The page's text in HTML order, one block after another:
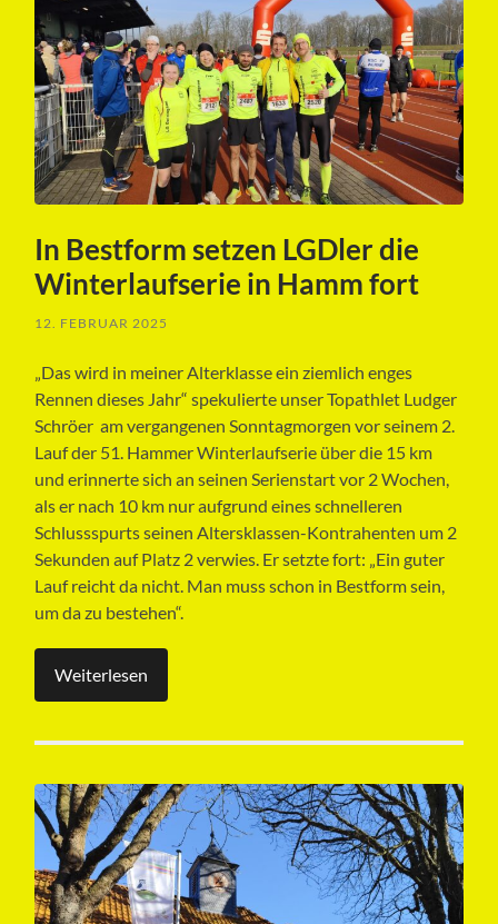
In Bestform setzen LGDler die
Winterlaufserie in Hamm fort
12. FEBRUAR 2025
„Das wird in meiner Alterklasse ein ziemlich enges
Rennen dieses Jahr“ spekulierte unser Topathlet Ludger
Schröer am vergangenen Sonntagmorgen vor seinem 2.
Lauf der 51. Hammer Winterlaufserie über die 15 km
und erinnerte sich an seinen Serienstart vor 2 Wochen,
als er nach 10 km nur aufgrund eines schnelleren
Schlussspurts seinen Altersklassen-Kontrahenten um 2
Sekunden auf Platz 2 verwies. Er setzte fort: „Ein guter
Lauf reicht da nicht. Man muss schon in Bestform sein,
um da zu bestehen“.
Weiterlesen